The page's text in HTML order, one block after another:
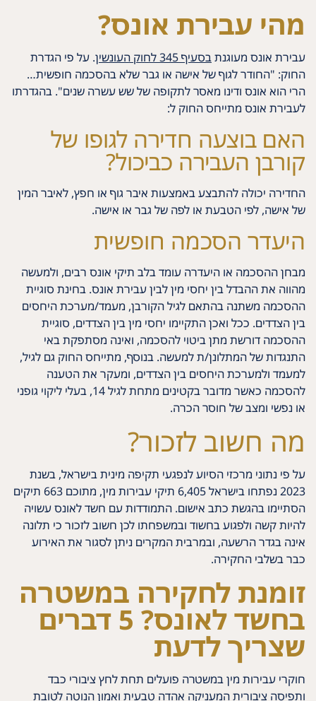
מהי עבירת אונס?
עבירת אונס מעוגנתבסעיף 345 לחוק העונשין
. על פי הגדרת
החוק: "החודר לגוף של אישה או גבר שלא בהסכמה חופשית…
הרי הוא אונס ודינו מאסר לתקופה של שש עשרה שנים". בהגדרתו
לעבירת אונס מתייחס החוק ל:
האם בוצעה חדירה לגופו של
קורבן העבירה כביכול?
החדירה יכולה להתבצע באמצעות איבר גוף או חפץ, לאיבר המין
של אישה, לפי הטבעת או לפה של גבר או אישה.
היעדר הסכמה חופשית
מבחן ההסכמה או היעדרה עומד בלב תיקי אונס רבים, ולמעשה
מהווה את ההבדל בין יחסי מין לבין עבירת אונס. בחינת סוגיית
ההסכמה משתנה בהתאם לגיל הקורבן, מעמד/מערכת היחסים
בין הצדדים. ככל ואכן התקיימו יחסי מין בין הצדדים, סוגיית
ההסכמה דורשת מתן ביטוי להסכמה, ואינה מסתפקת באי
התנגדות של המתלונן/ת למעשה. בנוסף, מתייחס החוק גם לגיל,
למעמד ולמערכת היחסים בין הצדדים, ומעקר את הטענה
להסכמה כאשר מדובר בקטינים מתחת לגיל 14, בעלי ליקוי גופני
או נפשי ומצב של חוסר הכרה.
מה חשוב לזכור?
על פי נתוני מרכזי הסיוע לנפגעי תקיפה מינית בישראל, בשנת
2023 נפתחו בישראל 6,405 תיקי עבירות מין, מתוכם 663 תיקים
הסתיימו בהגשת כתב אישום. התמודדות עם חשד לאונס עשויה
להיות קשה ולפגוע בחשוד ובמשפחתו לכן חשוב לזכור כי תלונה
אינה בגדר הרשעה, ובמרבית המקרים ניתן לסגור את האירוע
כבר בשלבי החקירה.
זומנת לחקירה במשטרה
בחשד לאונס? 5 דברים
שצריך לדעת
חוקרי עבירות מין במשטרה פועלים תחת לחץ ציבורי כבד
ותפיסה ציבורית המעניקה אהדה טבעית ואמון הנוטה לטובת